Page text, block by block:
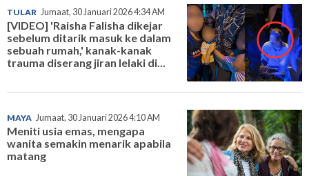
TULAR Jumaat, 30 Januari 2026 4:34 AM
[VIDEO] 'Raisha Falisha dikejar
sebelum ditarik masuk ke dalam
sebuah rumah,' kanak-kanak
trauma diserang jiran lelaki di...
MAYA Jumaat, 30 Januari 2026 4:10 AM
Meniti usia emas, mengapa
wanita semakin menarik apabila
matang